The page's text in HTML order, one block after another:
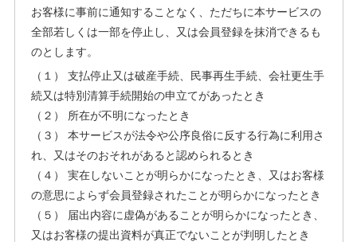
お客様に事前に通知することなく、ただちに本サービスの
全部若しくは一部を停止し、又は会員登録を抹消できるも
のとします。
（１） 支払停止又は破産手続、民事再生手続、会社更生手
続又は特別清算手続開始の申立てがあったとき
（２） 所在が不明になったとき
（３） 本サービスが法令や公序良俗に反する行為に利用さ
れ、又はそのおそれがあると認められるとき
（４） 実在しないことが明らかになったとき、又はお客様
の意思によらず会員登録されたことが明らかになったとき
（５） 届出内容に虚偽があることが明らかになったとき、
又はお客様の提出資料が真正でないことが判明したとき